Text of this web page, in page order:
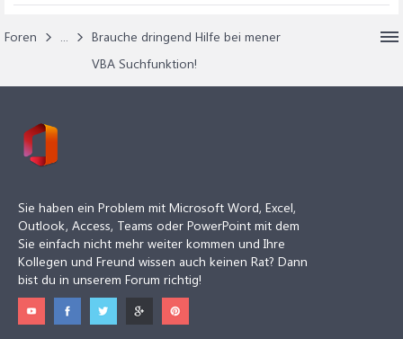
Foren ...
Brauche dringend Hilfe bei mener
VBA Suchfunktion!
Sie haben ein Problem mit Microsoft Word, Excel,
Outlook, Access, Teams oder PowerPoint mit dem
Sie einfach nicht mehr weiter kommen und Ihre
Kollegen und Freund wissen auch keinen Rat? Dann
bist du in unserem Forum richtig!